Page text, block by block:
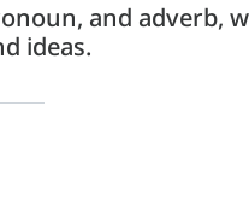
and adverb,
ideas.